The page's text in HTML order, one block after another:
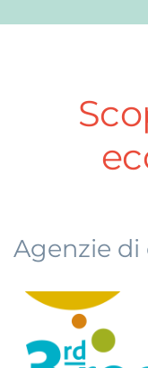
Agenzie